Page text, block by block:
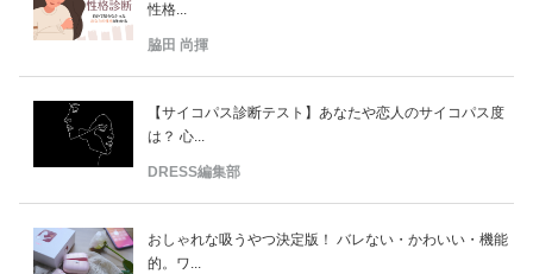
性格...
脇田 尚揮
【サイコパス診断テスト】あなたや恋人のサイコパス度
は？ 心...
DRESS編集部
おしゃれな吸うやつ決定版！ バレない・かわいい・機能
的。ワ...